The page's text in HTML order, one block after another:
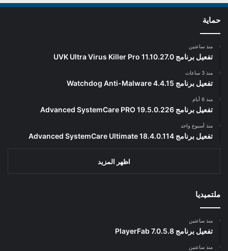
حماية
منذ ساعتين
تفعيل برنامج UVK Ultra Virus Killer Pro 11.10.27.0
منذ 3 ساعات
تفعيل برنامج Watchdog Anti-Malware 4.4.15
منذ 6 أيام
تفعيل برنامج Advanced SystemCare PRO 19.5.0.226
منذ أسبوع واحد
تفعيل برنامج Advanced SystemCare Ultimate 18.4.0.114
اظهر المزيد
ملتميديا
منذ ساعتين
تفعيل برنامج PlayerFab 7.0.5.8
منذ ساعتين